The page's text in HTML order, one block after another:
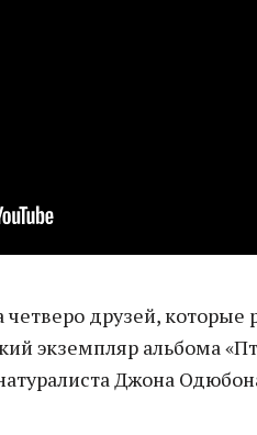
друзей, которые
экземпляр альбома
Джона